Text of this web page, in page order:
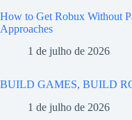
How to Get Robux Without
Approaches
1 de julho de 2026
BUILD GAMES, BUILD
1 de julho de 2026